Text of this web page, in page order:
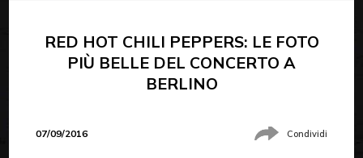
RED HOT CHILI PEPPERS: LE FOTO
PIÙ BELLE DEL CONCERTO A
BERLINO
07/09/2016 Condividi